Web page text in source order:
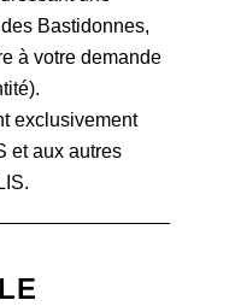
Bastidonnes,
à votre demande
exclusivement
et aux autres